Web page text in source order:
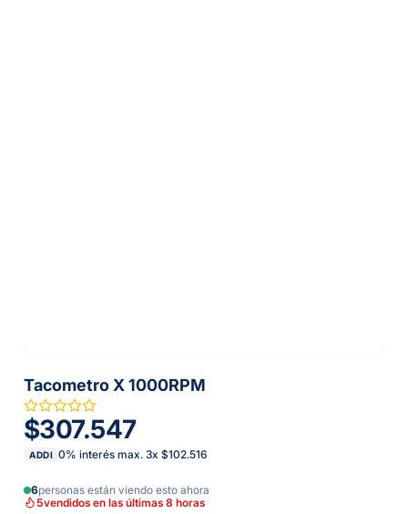
Tacometro X 1000RPM
$307.547
ADDI 0% interés max. 3x $102.516
6personas están viendo esto ahora
5vendidos en las últimas 8 horas